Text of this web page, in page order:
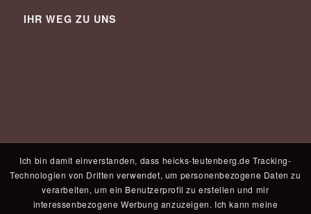
IHR WEG ZU UNS
Ich bin damit einverstanden, dass heicks-teutenberg.de Tracking-
Technologien von Dritten verwendet, um personenbezogene Daten zu
verarbeiten, um ein Benutzerprofil zu erstellen und mir
interessenbezogene Werbung anzuzeigen. Ich kann meine